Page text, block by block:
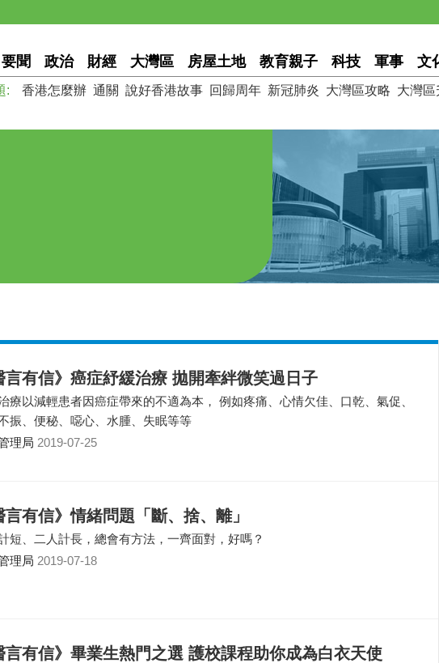
要聞 政治 財經 大灣區 房屋土地 教育親子 科技 軍事 文
: 香港怎麼辦 通關 說好香港故事 回歸周年 新冠肺炎 大灣區攻略 大灣區
言有信》癌症紓緩治療 拋開牽絆微笑過日子
療以減輕患者因癌症帶來的不適為本， 例如疼痛、心情欠佳、口乾、氣促、
振、便秘、噁心、水腫、失眠等等
理局 2019-07-25
言有信》情緒問題「斷、捨、離」
短、二人計長，總會有方法，一齊面對，好嗎？
理局 2019-07-18
言有信》畢業生熱門之選 護校課程助你成為白衣天使